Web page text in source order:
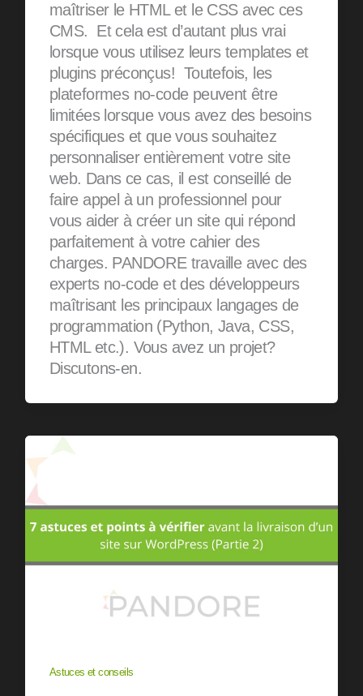
maîtriser le HTML et le CSS avec ces
CMS. Et cela est d’autant plus vrai
lorsque vous utilisez leurs templates et
plugins préconçus! Toutefois, les
plateformes no-code peuvent être
limitées lorsque vous avez des besoins
spécifiques et que vous souhaitez
personnaliser entièrement votre site
web. Dans ce cas, il est conseillé de
faire appel à un professionnel pour
vous aider à créer un site qui répond
parfaitement à votre cahier des
charges. PANDORE travaille avec des
experts no-code et des développeurs
maîtrisant les principaux langages de
programmation (Python, Java, CSS,
HTML etc.). Vous avez un projet?
Discutons-en.
Astuces et conseils